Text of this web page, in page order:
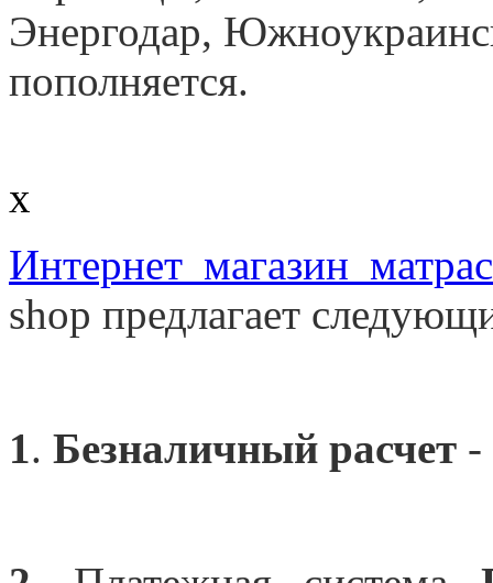
Энергодар,
пополняется.
x
Интернет магазин
shop предлагает
1. Безналичный расчет -